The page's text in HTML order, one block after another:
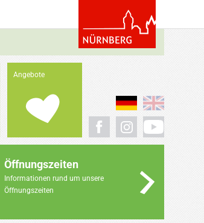
Angebote
Öffnungszeiten
Informationen rund um unsere
Öffnungszeiten